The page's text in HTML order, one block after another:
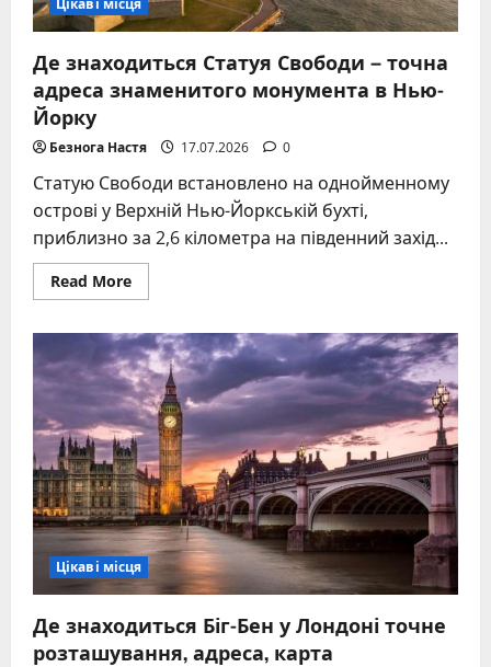
Цікаві місця
Де знаходиться Статуя Свободи – точна
адреса знаменитого монумента в Нью-
Йорку
Безнога Настя 17.07.2026 0
Статую Свободи встановлено на однойменному
острові у Верхній Нью-Йоркській бухті,
приблизно за 2,6 кілометра на південний захід...
Read MoreRead
more
знаходиться
Статуя
Свободи
–
точна
адреса
знаменитого
монумента
в
Нью-
Йорку
Цікаві місця
Де знаходиться Біг-Бен у Лондоні точне
розташування, адреса, карта